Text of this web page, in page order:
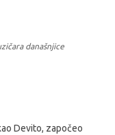
današnjice
Devito, započeo